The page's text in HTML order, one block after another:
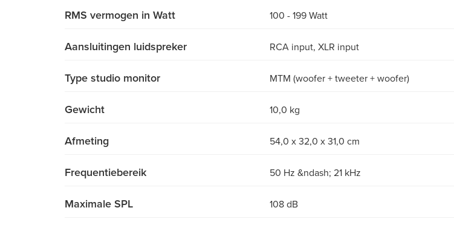
RMS vermogen in Watt 100 - 199 Watt
Aansluitingen luidspreker RCA input, XLR input
Type studio monitor MTM (woofer + tweeter + woofer)
Gewicht 10,0 kg
Afmeting 54,0 x 32,0 x 31,0 cm
Frequentiebereik 50 Hz &ndash; 21 kHz
Maximale SPL 108 dB